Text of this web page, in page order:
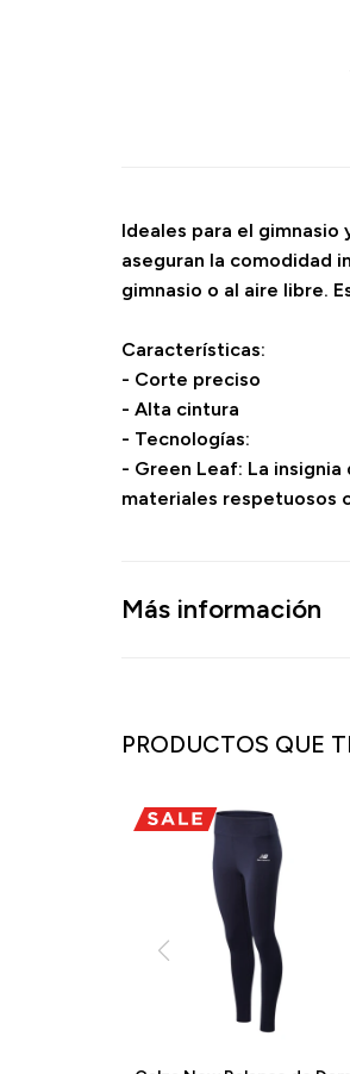
Ideales para el
aseguran la comodidad
gimnasio o al aire libre.
Características:
- Corte preciso
- Alta cintura
- Tecnologías:
- Green Leaf: La
materiales respetuosos
Más información
PRODUCTOS QUE